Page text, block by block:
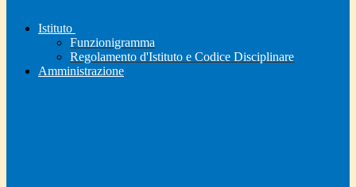
Istituto
Funzionigramma
Regolamento d'Istituto e Codice Disciplinare
Amministrazione